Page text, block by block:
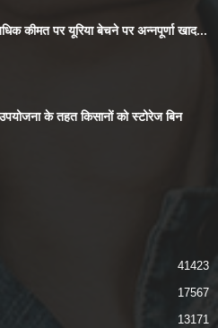
कीमत पर यूरिया बेचने पर अन्नपूर्णा खाद...
के तहत किसानों को स्टोरेज बिन
41423
17567
13171